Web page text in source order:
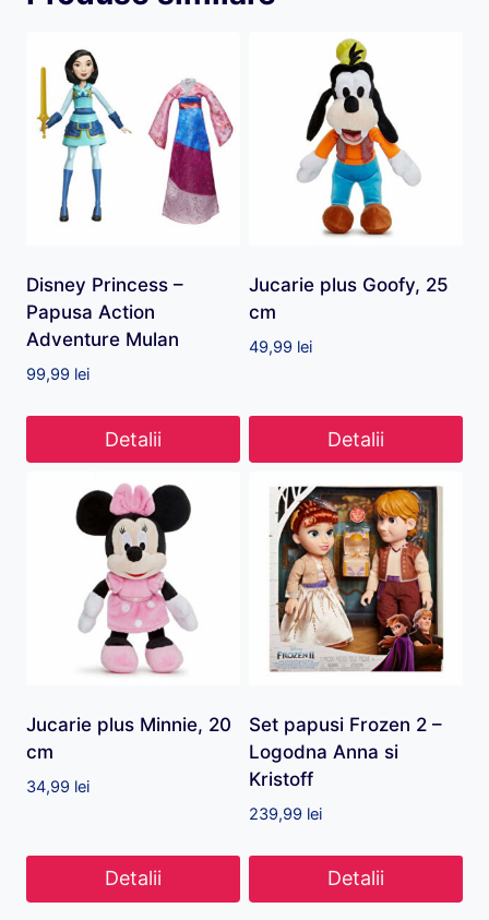
Disney Princess –
Papusa Action
Adventure Mulan
99,99 lei
Detalii
Jucarie plus Goofy, 25
cm
49,99 lei
Detalii
Jucarie plus Minnie, 20
cm
34,99 lei
Detalii
Set papusi Frozen 2 –
Logodna Anna si
Kristoff
239,99 lei
Detalii